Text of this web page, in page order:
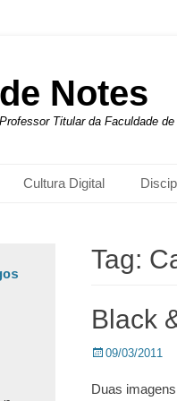
Notes
Titular da Faculdade
Cultura Digital
Tag:
Black
Posted
09/03/2011
Duas